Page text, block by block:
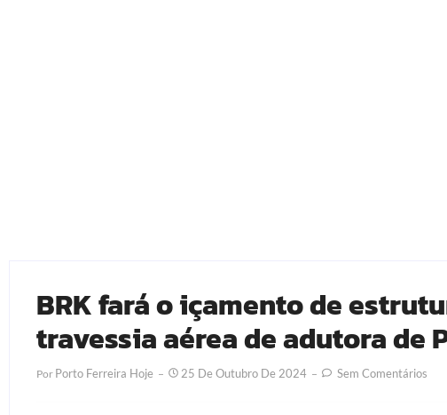
BRK fará o içamento de
travessia aérea de adutora de
Por Porto Ferreira Hoje 25 De Outubro De 2024 Sem Comentários